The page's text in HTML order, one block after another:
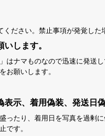
ださい。禁止事項が発覚した
します。
はナマものなので迅速に発送
お願いします。
表示、着用偽装、発送日
ったり、着用日を写真を過剰
です。